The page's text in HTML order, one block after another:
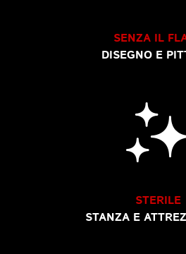
SENZA IL
DISEGNO E
STERILE
STANZA E